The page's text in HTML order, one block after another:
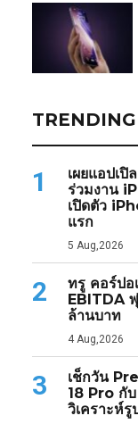
1
เผยแอปเปิ
ร่วมงาน
เปิดตัว
แรก
5 Aug,2026
2
ทรู คอร์ปอ
EBITDA
ล้านบาท
4 Aug,2026
3
เช็กวัน
18 Pro กั
วิเคราะห์